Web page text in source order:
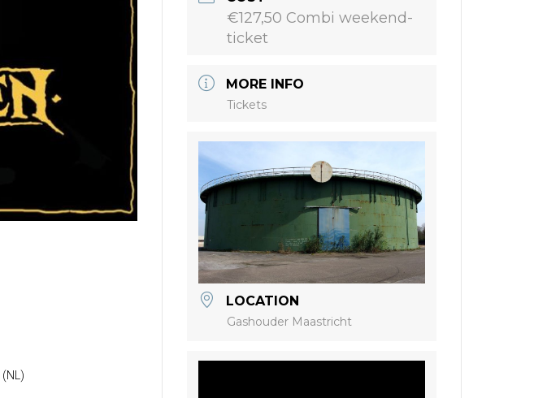
(NL)
€127,50 Combi weekend-
ticket
MORE INFO
Tickets
LOCATION
Gashouder Maastricht